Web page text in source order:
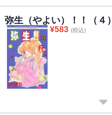
弥生（やよい）！！（４）
¥583 (税込)